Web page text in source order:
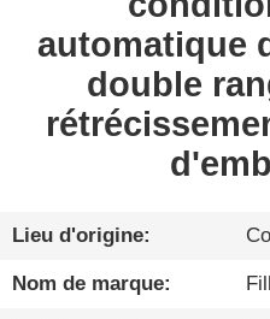
PRODUITS
NOUS
automatique
double
Lieu d'origine:
Nom de marque: